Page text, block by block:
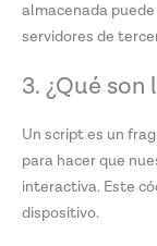
almacenada
servidores de
3. ¿Qué
Un script es un
para hacer que
interactiva. Este
dispositivo.